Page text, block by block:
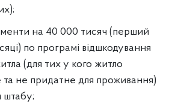
на 40 000 тисяч (перший
по програмі відшкодування
(для тих у кого житло
не придатне для проживання)
штабу;